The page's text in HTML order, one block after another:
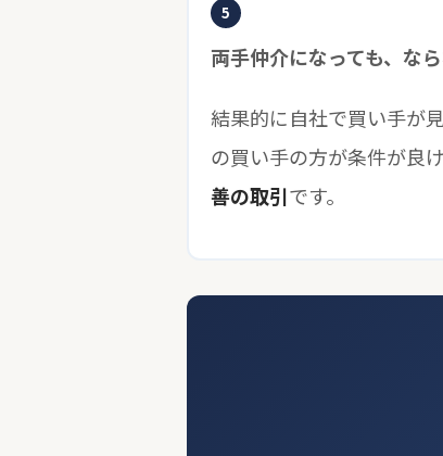
5
両手仲介になっても、な
結果的に自社で買い手が
の買い手の方が条件が良
善の取引です。